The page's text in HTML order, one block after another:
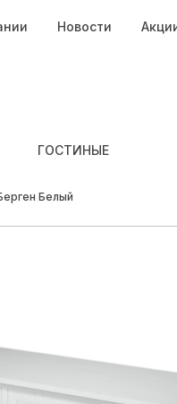
Новости
ГОСТИНЫЕ
Белый